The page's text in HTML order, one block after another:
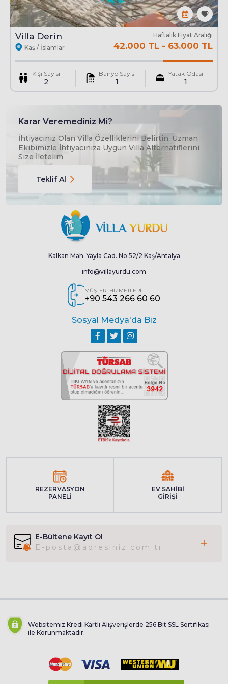
Havuz : Korunaklı Özel
En 4 Mt Boy 12 Mt Derinlik 1.55 Mt
Villa Derin
Kaş / İslamlar
Haftalık Fiyat Aralığı
42.000 TL - 63.000 TL
Kişi Sayısı
2
Banyo Sayısı
1
Yatak Odası
1
Karar Veremediniz Mi?
İhtiyacınız Olan Villa Özelliklerini Belirtin, Uzman
Ekibimizle İhtiyacınıza Uygun Villa Alternatiflerini
Size İletelim
Teklif Al
REZERVASYON
PANELİ
EV SAHİBİ
GİRİŞİ
Kalkan Mah. Yayla Cad. No:52/2 Kaş/Antalya
info@villayurdu.com
MÜŞTERİ HİZMETLERİ
+90 543 266 60 60
Sosyal Medya'da Biz
E-Bültene Kayıt Ol
Websitemiz Kredi Kartlı Alışverişlerde 256 Bit SSL Sertifikası
ile Korunmaktadır.